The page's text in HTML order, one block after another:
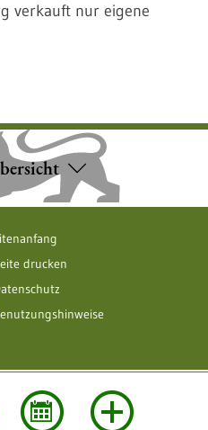
verkauft nur eigene
drucken